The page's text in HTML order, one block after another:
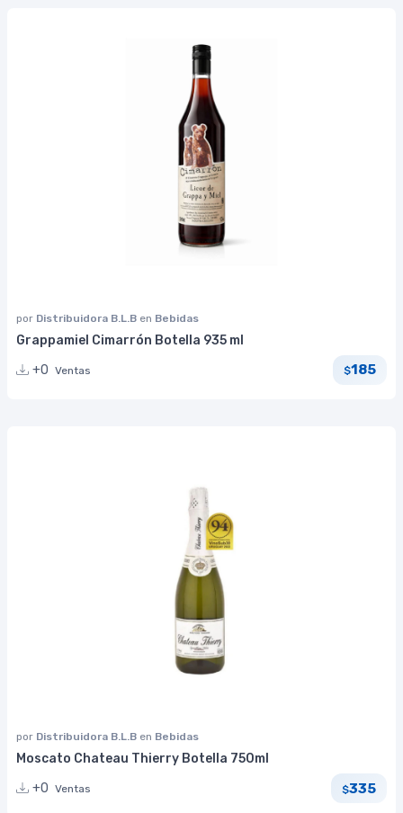
por Distribuidora B.L.B en Bebidas
Grappamiel Cimarrón Botella 935 ml
+0 Ventas $185
por Distribuidora B.L.B en Bebidas
Moscato Chateau Thierry Botella 750ml
+0 Ventas $335